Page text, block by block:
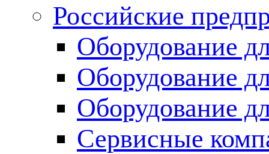
Российские
Оборудование
Оборудование
Оборудование
Сервисные